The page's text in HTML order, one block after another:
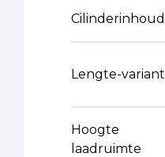
Cilinderinhoud
Lengte-variant
Hoogte
laadruimte